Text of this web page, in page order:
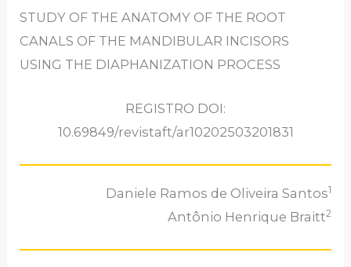
STUDY OF THE ANATOMY OF THE ROOT
CANALS OF THE MANDIBULAR INCISORS
USING THE DIAPHANIZATION PROCESS
REGISTRO DOI:
10.69849/revistaft/ar10202503201831
Daniele Ramos de Oliveira Santos1
Antônio Henrique Braitt2